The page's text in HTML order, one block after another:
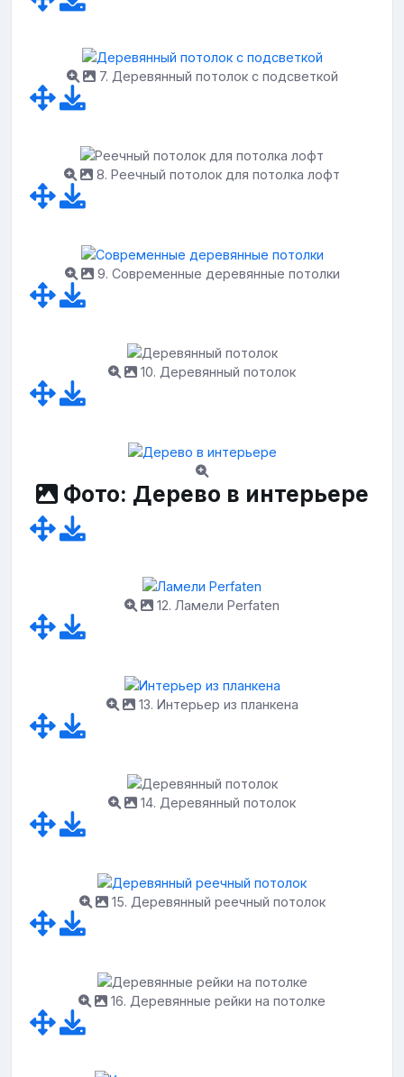
7. Деревянный потолок с подсветкой
8. Реечный потолок для потолка лофт
9. Современные деревянные потолки
10. Деревянный потолок
Фото: Дерево в интерьере
12. Ламели Perfaten
13. Интерьер из планкена
14. Деревянный потолок
15. Деревянный реечный потолок
16. Деревянные рейки на потолке